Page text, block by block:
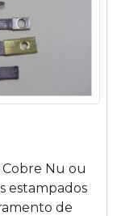
Nu ou
estampados
de